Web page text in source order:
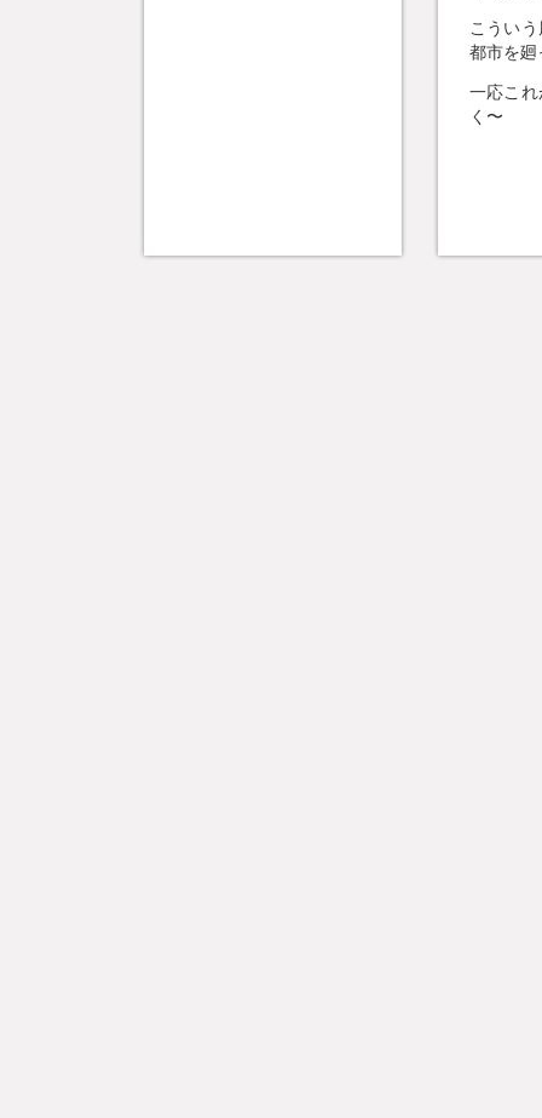
こうい
都市を廻
一応こ
く〜